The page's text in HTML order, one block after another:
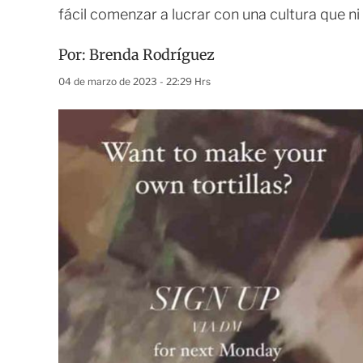
fácil comenzar a lucrar con una cultura que ni
Por: Brenda Rodríguez
04 de marzo de 2023 - 22:29 Hrs